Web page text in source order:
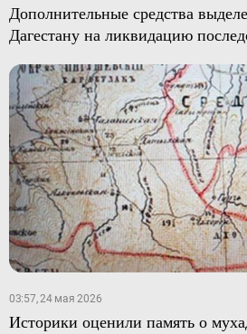
Дополнительные средства
Дагестану на ликвидацию
03:57, 24 мая 2026
Историки оценили память о